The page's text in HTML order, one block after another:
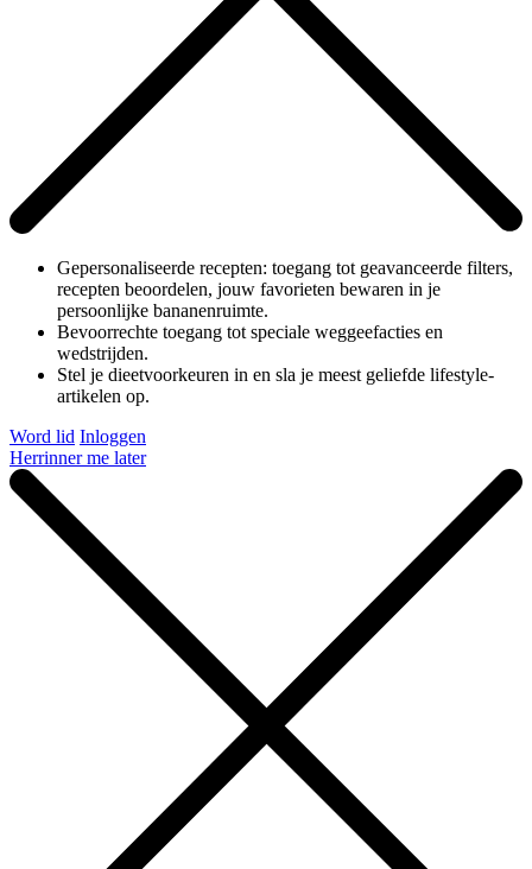
Gepersonaliseerde recepten: toegang tot geavanceerde filters,
recepten beoordelen, jouw favorieten bewaren in je
persoonlijke bananenruimte.
Bevoorrechte toegang tot speciale weggeefacties en
wedstrijden.
Stel je dieetvoorkeuren in en sla je meest geliefde lifestyle-
artikelen op.
Word lid Inloggen
Herrinner me later